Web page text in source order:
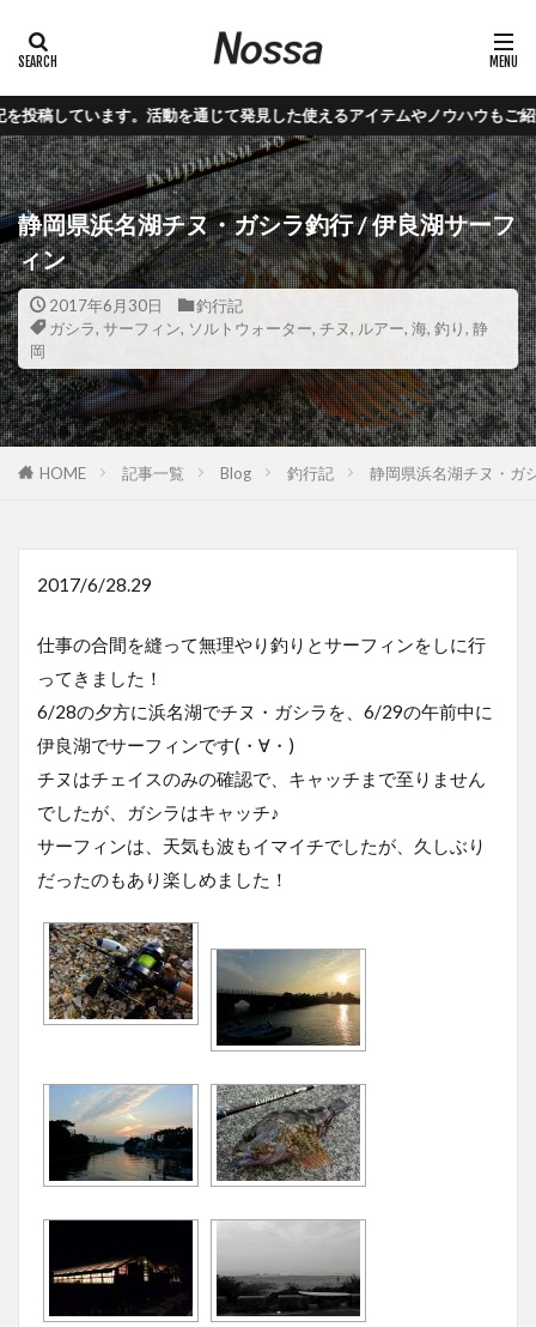
。活動を通じて発見した使えるアイテムやノウハウもご紹介。
静岡県浜名湖チヌ・ガシラ釣行 / 伊良湖サーフ
ィン
2017年6月30日
釣行記
ガシラ, サーフィン, ソルトウォーター, チヌ, ルアー, 海, 釣り, 静
岡
HOME 記事一覧 Blog 釣行記 静岡県浜名湖チヌ・ガ
2017/6/28.29
仕事の合間を縫って無理やり釣りとサーフィンをしに行
ってきました！
6/28の夕方に浜名湖でチヌ・ガシラを、6/29の午前中に
伊良湖でサーフィンです(・∀・)
チヌはチェイスのみの確認で、キャッチまで至りません
でしたが、ガシラはキャッチ♪
サーフィンは、天気も波もイマイチでしたが、久しぶり
だったのもあり楽しめました！